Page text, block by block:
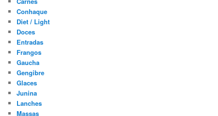
Conhaque
Diet / Light
Doces
Entradas
Frangos
Gaucha
Gengibre
Glaces
Junina
Lanches
Massas